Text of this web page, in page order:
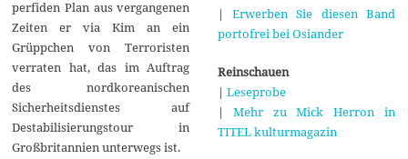
perfiden Plan aus vergangenen
Zeiten er via Kim an ein
Grüppchen von Terroristen
verraten hat, das im Auftrag
des nordkoreanischen
Sicherheitsdienstes auf
Destabilisierungstour in
Großbritannien unterwegs ist.
| Erwerben Sie diesen Band
portofrei bei Osiander
Reinschauen
| Leseprobe
| Mehr zu Mick Herron in
TITEL kulturmagazin